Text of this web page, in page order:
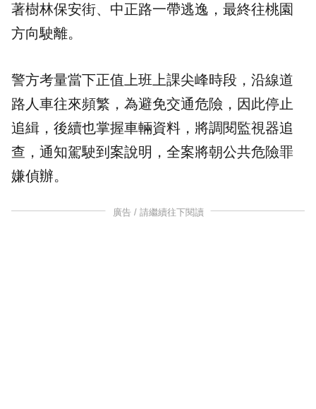
著樹林保安街、中正路一帶逃逸，最終往桃園
方向駛離。
警方考量當下正值上班上課尖峰時段，沿線道
路人車往來頻繁，為避免交通危險，因此停止
追緝，後續也掌握車輛資料，將調閱監視器追
查，通知駕駛到案說明，全案將朝公共危險罪
嫌偵辦。
廣告 / 請繼續往下閱讀